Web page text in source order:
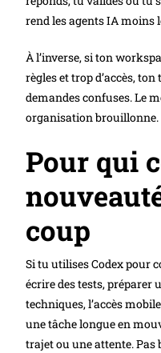
rend les agents IA moins
À l’inverse, si ton
règles et trop d’accès,
demandes confuses. Le
organisation
Pour qui
coup
Si tu utilises Codex pour
écrire des tests, préparer
techniques, l’accès
une tâche longue en
trajet ou une attente. Pas